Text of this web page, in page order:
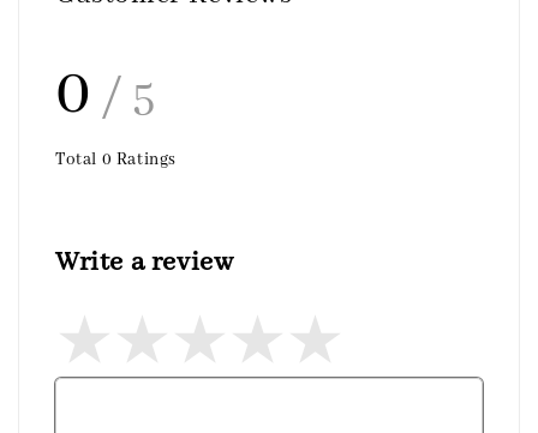
0 / 5
Total 0 Ratings
Write a review